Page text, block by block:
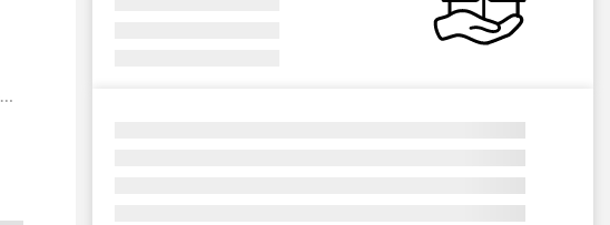
Verfügbare Leistung (Ampère)